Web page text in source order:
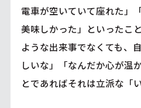
電車が空いていて座れた」
美味しかった」といったこ
ような出来事でなくても、
しいな」「なんだか心が温
とであればそれは立派な「